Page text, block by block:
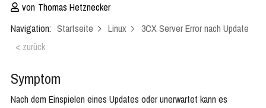
von Thomas Hetznecker
Navigation: Startseite Linux
3CX Server Error nach Update
< zurück
Symptom
Nach dem Einspielen eines Updates oder unerwartet kann es